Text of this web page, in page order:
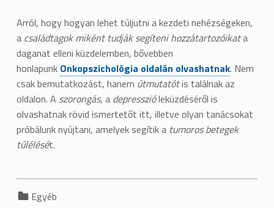
Arról, hogy hogyan lehet túljutni a kezdeti nehézségeken,
a családtagok miként tudják segíteni hozzátartozóikata
daganat elleni küzdelemben, bővebben
honlapunk Onkopszichológia oldalán olvashatnak. Nem
csak bemutatkozást, hanem útmutatótis találnak az
oldalon. A szorongás, a depresszióleküzdéséről is
olvashatnak rövid ismertetőt itt, illetve olyan tanácsokat
próbálunk nyújtani, amelyek segítik atumoros betegek
túlélését.
Categorized in:
Egyéb